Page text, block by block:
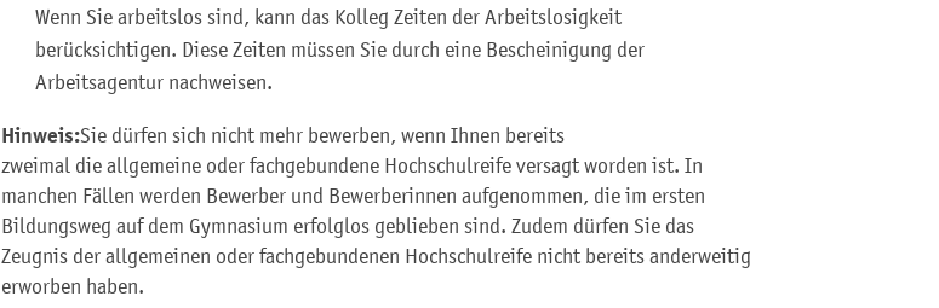
Wenn Sie arbeitslos sind, kann das Kolleg Zeiten der Arbeitslosigkeit
berücksichtigen. Diese Zeiten müssen Sie durch eine Bescheinigung der
Arbeitsagentur nachweisen.
Hinweis:Sie dürfen sich nicht mehr bewerben, wenn Ihnen bereits
zweimal die allgemeine oder fachgebundene Hochschulreife versagt worden ist. In
manchen Fällen werden Bewerber und Bewerberinnen aufgenommen, die im ersten
Bildungsweg auf dem Gymnasium erfolglos geblieben sind. Zudem dürfen Sie das
Zeugnis der allgemeinen oder fachgebundenen Hochschulreife nicht bereits anderweitig
erworben haben.